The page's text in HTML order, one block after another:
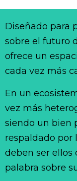
Diseñado para
sobre el futuro
ofrece un
cada vez más
En un
vez más
siendo un bien
respaldado por
deben ser
palabra sobre